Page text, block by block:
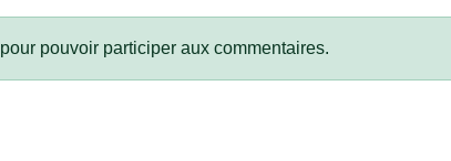
pour pouvoir participer aux commentaires.